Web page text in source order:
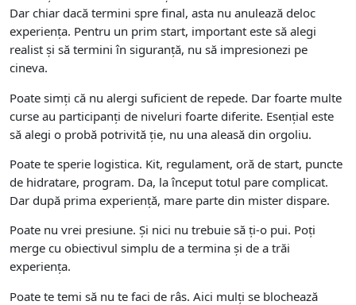
Dar chiar dacă termini spre final, asta nu anulează deloc
experiența. Pentru un prim start, important este să alegi
realist și să termini în siguranță, nu să impresionezi pe
cineva.
Poate simți că nu alergi suficient de repede. Dar foarte multe
curse au participanți de niveluri foarte diferite. Esențial este
să alegi o probă potrivită ție, nu una aleasă din orgoliu.
Poate te sperie logistica. Kit, regulament, oră de start, puncte
de hidratare, program. Da, la început totul pare complicat.
Dar după prima experiență, mare parte din mister dispare.
Poate nu vrei presiune. Și nici nu trebuie să ți-o pui. Poți
merge cu obiectivul simplu de a termina și de a trăi
experiența.
Poate te temi să nu te faci de râs. Aici mulți se blochează